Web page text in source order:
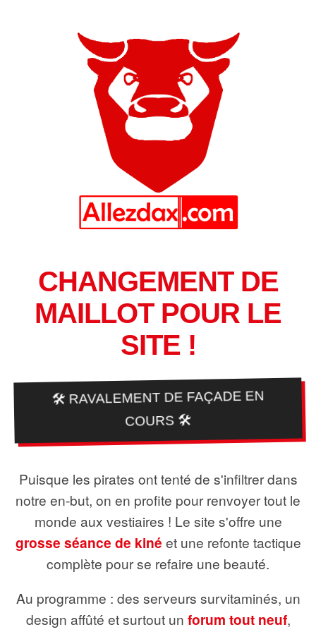
CHANGEMENT DE
MAILLOT POUR LE
SITE !
🛠️ RAVALEMENT DE FAÇADE EN
COURS 🛠️
Puisque les pirates ont tenté de s'infiltrer dans
notre en-but, on en profite pour renvoyer tout le
monde aux vestiaires ! Le site s'offre une
grosse séance de kiné et une refonte tactique
complète pour se refaire une beauté.
Au programme : des serveurs survitaminés, un
design affûté et surtout un forum tout neuf,